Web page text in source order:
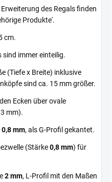
des Regals finden
Produkte'.
cm.
sind immer einteilig.
(Tiefe x Breite) inklusive
sind ca. 15 mm größer.
Ecken über ovale
mm).
0,8 mm, als G-Profil gekantet.
(Stärke0,8 mm) für
2 mm, L-Profil mit den Maßen